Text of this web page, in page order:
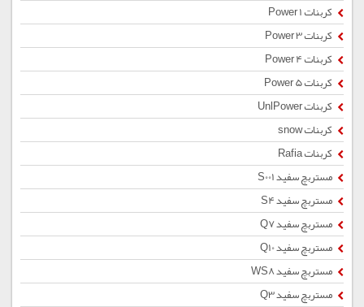
کربنات Power 1
کربنات Power 3
کربنات Power 4
کربنات Power 5
کربنات UnlPower
کربنات snow
کربنات Rafia
مستربچ سفید S001
مستربچ سفید S4
مستربچ سفید Q7
مستربچ سفید Q10
مستربچ سفید WS8
مستربچ سفید Q3